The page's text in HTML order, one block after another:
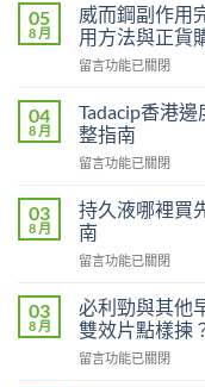
05
8 月
威而鋼副作用
用方法與正貨
在
而
鋼
副
作
完
整
分
析
常
見
作
留言功能已關閉
04
8 月
Tadacip香港
整指南
在
香
港
邊
度
正
貨？
2026
年
留言功能已關閉
03
8 月
持久液哪裡買
南
在
久
液
哪
裡
留言功能已關閉
03
8 月
必利勁與其他
雙效片點樣揀
在
留言功能已關閉